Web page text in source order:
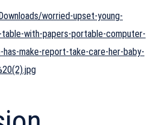
worried-upset-young-
with-papers-portable-computer-
make-report-take-care-her-baby-